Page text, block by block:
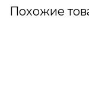
Похожие